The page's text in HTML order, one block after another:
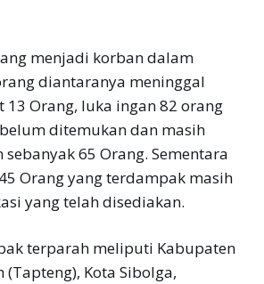
menjadi korban dalam
diantaranya meninggal
Orang, luka ingan 82 orang
ditemukan dan masih
65 Orang. Sementara
Orang yang terdampak masih
yang telah disediakan.
terparah meliputi Kabupaten
Kota Sibolga,